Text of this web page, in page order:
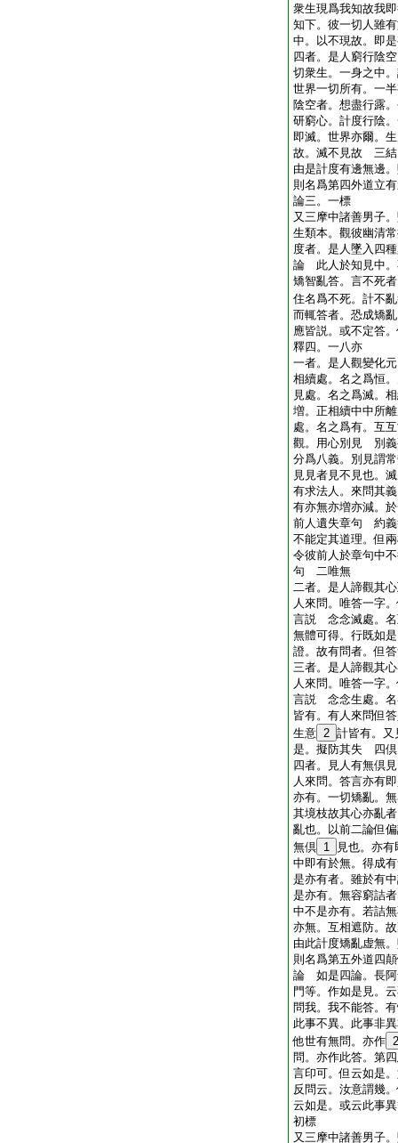
衆生現爲我知故我
知下。彼一切人雖
中。以不現故。即
四者。是人窮行陰
切衆生。一身之中
世界一切所有。一
陰空者。想盡行露
研窮心。計度行陰
即滅。世界亦爾。
故。滅不見故 三結
由是計度有邊無邊
則名爲第四外道立
論三。一標
又三摩中諸善男子
生類本。觀彼幽清
度者。是人墜入四
論 此人於知見中。
矯智亂答。言不死
住名爲不死。計不
而輒答者。恐成矯
應皆説。或不定答
釋四。一八亦
一者。是人觀變化
相續處。名之爲恒
見處。名之爲滅。
増。正相續中中所
處。名之爲有。互
觀。用心別見 別義
分爲八義。別見謂
見見者見不見也。
有求法人。來問其
有亦無亦増亦減。
前人遺失章句 約義
不能定其道理。但
令彼前人於章句中
句 二唯無
二者。是人諦觀其
人來問。唯答一字
言説 念念滅處。名
無體可得。行既如
證。故有問者。但
三者。是人諦觀其
人來問。唯答一字
言説 念念生處。名
皆有。有人來問但
生意 2 計皆有。又
是。擬防其失 四
四者。見人有無倶
人來問。答言亦有
亦有。一切矯亂。
其境枝故其心亦亂
亂也。以前二論但
無倶 1
見也。亦
中即有於無。得成
是亦有者。雖於有
是亦有。無容窮詰
中不是亦有。若詰
亦無。互相遮防。
由此計度矯亂虚無
則名爲第五外道四
論 如是四論。長阿
門等。作如是見。
問我。我不能答。
此事不異。此事非
他世有無問。亦作 2
問。亦作此答。第
言印可。但云如是
反問云。汝意謂幾
云如是。或云此事
初標
又三摩中諸善男子